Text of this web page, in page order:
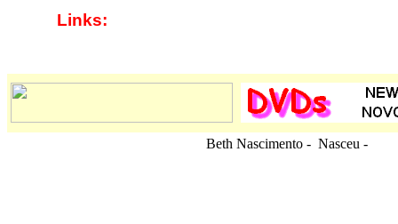
Links:
Beth Nascimento - Nasceu -